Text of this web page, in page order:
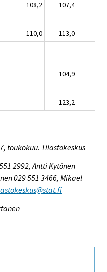
108,2
107,4
110,0
113,0
104,9
123,2
toukokuu. Tilastokeskus
2992, Antti Kytönen
029 551 3466, Mikael